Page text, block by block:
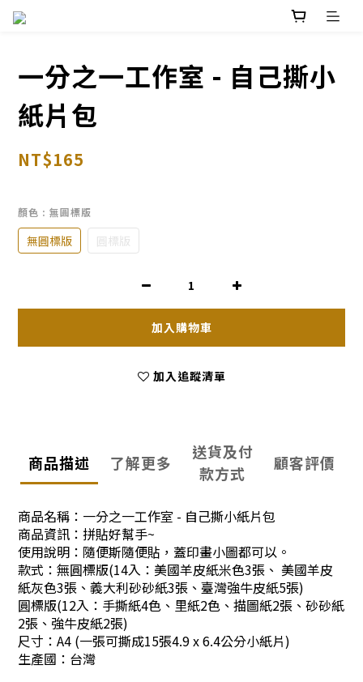
一分之一工作室 - 自己撕小
紙片包
NT$165
顏色 : 無圓標版
無圓標版 圓標版
加入購物車
加入追蹤清單
商品描述 了解更多
送貨及付
款方式
顧客評價
商品名稱：一分之一工作室 - 自己撕小紙片包
商品資訊： 拼貼好幫手~
使用說明：隨便斯隨便貼，蓋印畫小圖都可以。
款式：無圓標版(14入：美國羊皮紙米色3張、 美國羊皮
紙灰色3張 、義大利砂砂紙3張 、臺灣強牛皮紙5張)
圓標版(12入：手撕紙4色、里紙2色 、描圖紙2張 、 砂砂紙
2張 、強牛皮紙2張)
尺寸：A4 (一張可撕成15張4.9 x 6.4公分小紙片)
生產國：台灣